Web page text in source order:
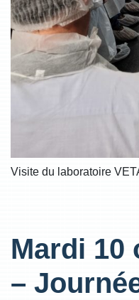
Visite du laboratoire
Mardi 10
–